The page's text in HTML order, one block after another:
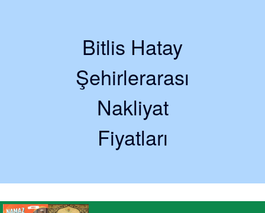
Bitlis Hatay
Şehirlerarası
Nakliyat
Fiyatları